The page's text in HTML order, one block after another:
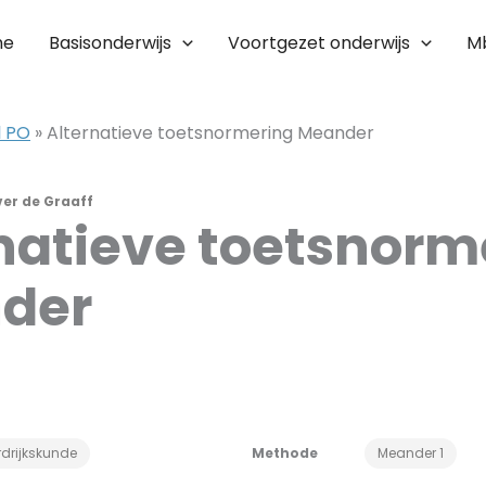
Basisonderwijs Voortgezet onderwijs
»Alternatieve toetsnormering Meander
de Graaff
Methode Meander 1